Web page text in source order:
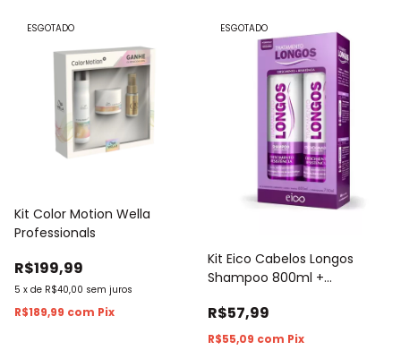
ESGOTADO
Kit Color Motion Wella
Professionals
R$199,99
5 x de R$40,00 sem juros
R$189,99 com Pix
ESGOTADO
Kit Eico Cabelos Longos
Shampoo 800ml +
R$57,99
R$55,09 com Pix